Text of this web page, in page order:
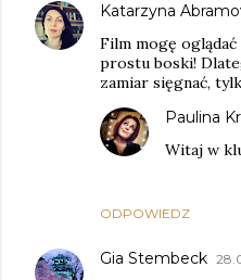
Katarzyna
Film mogę
prostu boski!
zamiar sięgnać,
ODPOWIEDZ
Paulina
Witaj w
Gia Stembeck